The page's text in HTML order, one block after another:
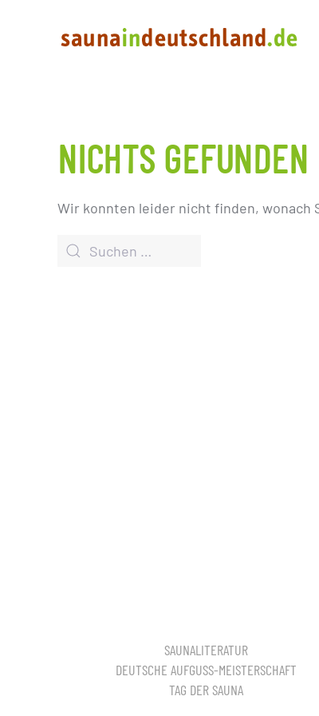
NICHTS GEFUNDEN
Wir konnten leider nicht finden, wonach
SAUNALITERATUR
DEUTSCHE AUFGUSS-MEISTERSCHAFT
TAG DER SAUNA